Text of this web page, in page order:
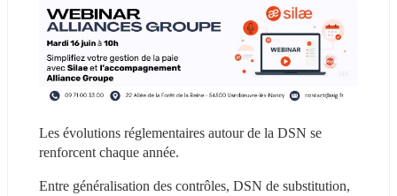
Les évolutions réglementaires autour de la DSN se
renforcent chaque année.
Entre généralisation des contrôles, DSN de substitution,